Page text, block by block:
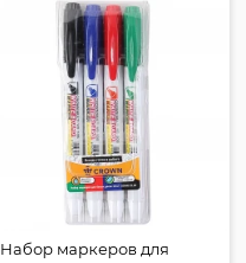
Набор маркеров для